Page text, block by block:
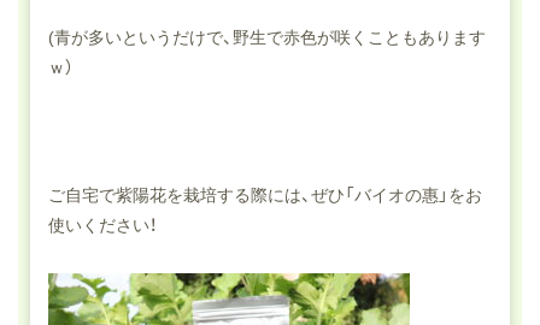
(青が多いというだけで、野生で赤色が咲くこともあります
ｗ）
ご自宅で紫陽花を栽培する際には、ぜひ「バイオの惠」をお
使いください！